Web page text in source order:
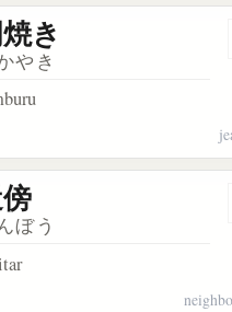
岡惚れ
き
やき
お側
ぼう